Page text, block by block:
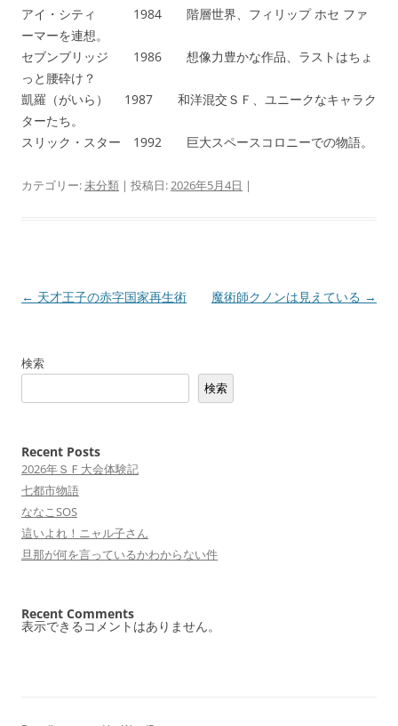
アイ・シティ 1984 階層世界、フィリップ ホセ ファ
ーマーを連想。
セブンブリッジ 1986 想像力豊かな作品、ラストはちょ
っと腰砕け？
凱羅（がいら） 1987 和洋混交ＳＦ、ユニークなキャラク
ターたち。
スリック・スター 1992 巨大スペースコロニーでの物語。
カテゴリー: 未分類 | 投稿日: 2026年5月4日 |
投
ビ
シ
ョ
ン
← 天才王子の赤字国家再生術 魔術師クノンは見えている →
検索
検索
Recent Posts
2026年ＳＦ大会体験記
七都市物語
ななこSOS
這いよれ！ニャル子さん
旦那が何を言っているかわからない件
Recent Comments
表示できるコメントはありません。